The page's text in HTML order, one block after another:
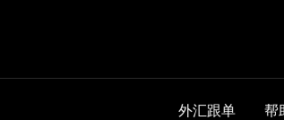
外汇跟单 帮